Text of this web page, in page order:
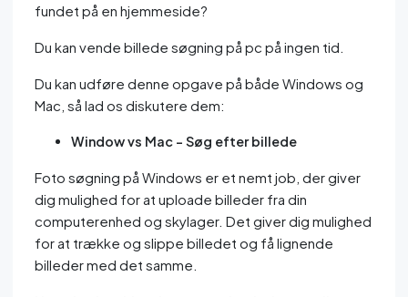
fundet på en hjemmeside?
Du kan vende billede søgning på pc på ingen tid.
Du kan udføre denne opgave på både Windows og
Mac, så lad os diskutere dem:
Window vs Mac - Søg efter billede
Foto søgning på Windows er et nemt job, der giver
dig mulighed for at uploade billeder fra din
computerenhed og skylager. Det giver dig mulighed
for at trække og slippe billedet og få lignende
billeder med det samme.